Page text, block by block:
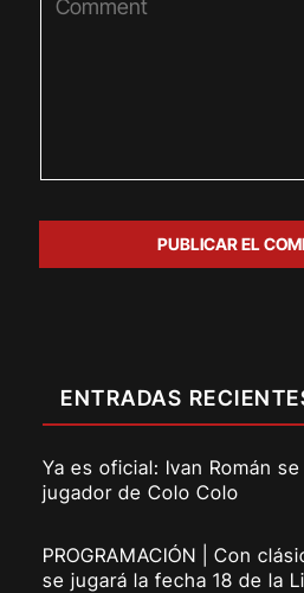
ENTRADAS
Ya es oficial: Ivan Román
jugador de Colo Colo
PROGRAMACIÓN | Con
se jugará la fecha 18 de la